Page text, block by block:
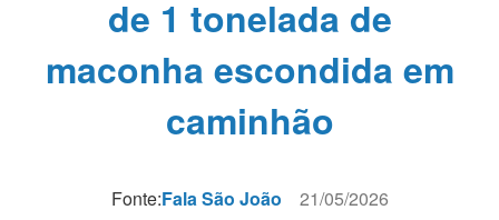
de 1 tonelada de
maconha escondida em
caminhão
Fonte:Fala São João 21/05/2026